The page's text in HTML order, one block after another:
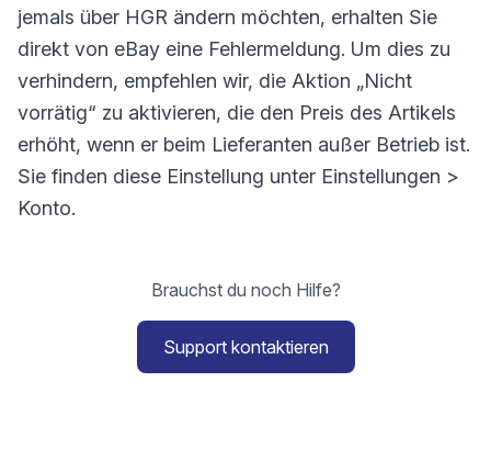
jemals über HGR ändern möchten, erhalten Sie
direkt von eBay eine Fehlermeldung. Um dies zu
verhindern, empfehlen wir, die Aktion „Nicht
vorrätig“ zu aktivieren, die den Preis des Artikels
erhöht, wenn er beim Lieferanten außer Betrieb ist.
Sie finden diese Einstellung unter Einstellungen >
Konto.
Brauchst du noch Hilfe?
Support kontaktieren